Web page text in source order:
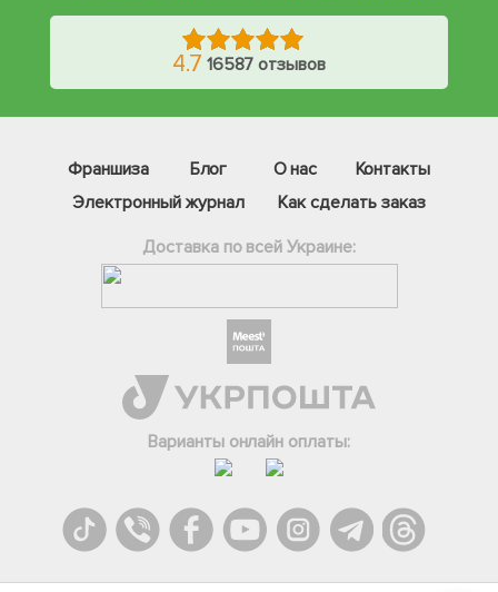
4.7 16587 отзывов
Франшиза Блог О нас
Контакты
Электронный журнал
Как сделать заказ
Доставка по всей Украине:
Варианты онлайн оплаты:
Телеграм
Вайбер
Онлайн чат